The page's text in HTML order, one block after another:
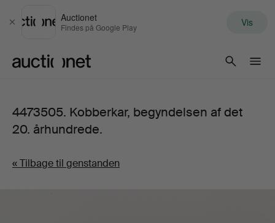
Luk
Auctionet
Findes på Google Play Vis
4473505. Kobberkar, begyndelsen af det
20. århundrede.
« Tilbage til genstanden